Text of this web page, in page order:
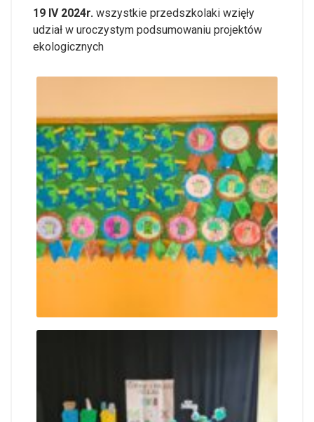
19 IV 2024r. wszystkie przedszkolaki wzięły
udział w uroczystym podsumowaniu projektów
ekologicznych